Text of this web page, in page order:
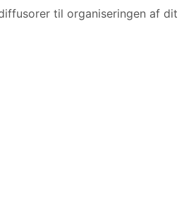
til organiseringen af ​​dit